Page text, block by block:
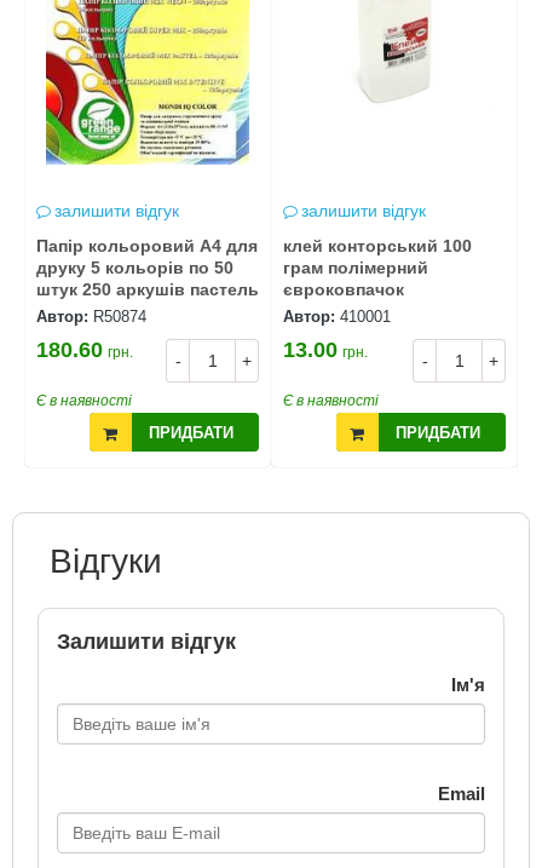
залишити відгук
Папір кольоровий А4 для
друку 5 кольорів по 50
штук 250 аркушів пастель
Автор: R50874
- +
180.60 грн.
Є в наявності
ПРИДБАТИ
залишити відгук
клей конторський 100
грам полімерний
євроковпачок
Автор: 410001
- +
13.00 грн.
Є в наявності
ПРИДБАТИ
Відгуки
Залишити відгук
Ім'я
Email